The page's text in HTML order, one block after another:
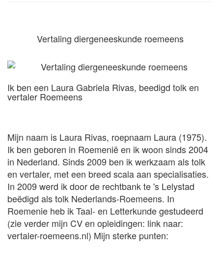
Vertaling diergeneeskunde roemeens
Ik ben een Laura Gabriela Rivas, beedigd tolk en
vertaler Roemeens
Mijn naam is Laura Rivas, roepnaam Laura (1975).
Ik ben geboren in Roemenië en ik woon sinds 2004
in Nederland. Sinds 2009 ben ik werkzaam als tolk
en vertaler, met een breed scala aan specialisaties.
In 2009 werd ik door de rechtbank te 's Lelystad
beëdigd als tolk Nederlands-Roemeens. In
Roemenie heb ik Taal- en Letterkunde gestudeerd
(zie verder mijn CV en opleidingen: link naar:
vertaler-roemeens.nl) Mijn sterke punten: